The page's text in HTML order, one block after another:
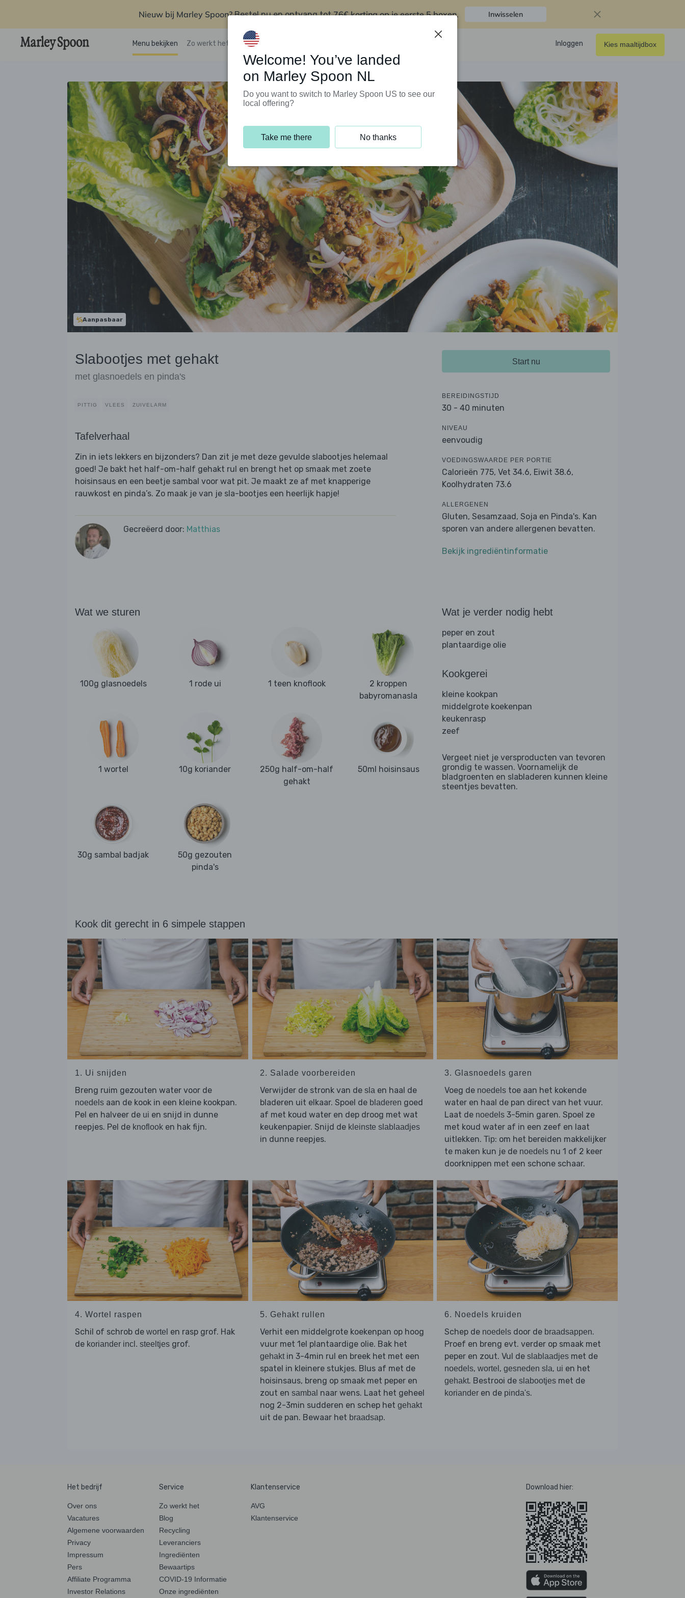
Nieuw bij Marley Spoon?Bestel nu en ontvang tot76€ korting op je eerste 5 boxen. Inwisselen
Menu bekijken Zo werkt het Klantenservice Inloggen Kies maaltijdbox
Aanpasbaar
Slabootjes met gehakt
met glasnoedels en pinda's
PITTIG VLEES ZUIVELARM
Tafelverhaal
Zin in iets lekkers en bijzonders? Dan zit je met deze gevulde slabootjes helemaal
goed! Je bakt het half-om-half gehakt rul en brengt het op smaak met zoete
hoisinsaus en een beetje sambal voor wat pit. Je maakt ze af met knapperige
rauwkost en pinda’s. Zo maak je van je sla-bootjes een heerlijk hapje!
Gecreëerd door: Matthias
Start nu
BEREIDINGSTIJD
30 - 40 minuten
NIVEAU
eenvoudig
VOEDINGSWAARDE PER PORTIE
Calorieën 775, Vet 34.6, Eiwit 38.6,
Koolhydraten 73.6
ALLERGENEN
Gluten, Sesamzaad, Soja en Pinda's. Kan
sporen van andere allergenen bevatten.
Bekijk ingrediëntinformatie
Wat we sturen
100g glasnoedels 1 rode ui 1 teen knoflook
2 kroppen
babyromanasla
1 wortel 10g koriander
250g half-om-half
gehakt
50ml hoisinsaus
30g sambal badjak
50g gezouten
pinda's
Wat je verder nodig hebt
peper en zout
plantaardige olie
Kookgerei
kleine kookpan
middelgrote koekenpan
keukenrasp
zeef
Vergeet niet je versproducten van tevoren
grondig te wassen. Voornamelijk de
bladgroenten en slabladeren kunnen kleine
steentjes bevatten.
Kook dit gerecht in 6 simpele stappen
1. Ui snijden
Breng ruim gezouten water voor de
noedels aan de kook in een kleine kookpan.
Pel en halveer de ui en snijd in dunne
reepjes. Pel de knoflook en hak fijn.
2. Salade voorbereiden
Verwijder de stronk van de slaen haal de
bladeren uit elkaar. Spoel de bladeren goed
af met koud water en dep droog met wat
keukenpapier. Snijd de kleinste slablaadjes
in dunne reepjes.
3. Glasnoedels garen
Voeg de noedels toe aan het kokende
water en haal de pan direct van het vuur.
Laat de noedels 3-5min garen. Spoel ze
met koud water af in een zeef en laat
uitlekken. Tip: om het bereiden makkelijker
te maken kun je de noedels nu 1 of 2 keer
doorknippen met een schone schaar.
4. Wortel raspen
Schil of schrob de wortel en rasp grof. Hak
de koriander incl. steeltjes grof.
5. Gehakt rullen
Verhit een middelgrote koekenpan op hoog
vuur met 1el plantaardige olie. Bak het
gehaktin 3-4min rul en breek het met een
spatel in kleinere stukjes. Blus af met de
hoisinsaus, breng op smaak met peper en
zout en sambal naar wens. Laat het geheel
nog 2-3min sudderen en schep het gehakt
uit de pan. Bewaar het braadsap.
6. Noedels kruiden
Schep de noedels door de braadsappen.
Proef en breng evt. verder op smaak met
peper en zout. Vul de slablaadjes met de
noedels, wortel , gesneden sla, ui en het
gehakt. Bestrooi de slabootjes met de
koriander en de pinda's.
Het bedrijf
Over ons
Vacatures
Algemene voorwaarden
Privacy
Impressum
Pers
Affiliate Programma
Investor Relations
Service
Zo werkt het
Blog
Recycling
Leveranciers
Ingrediënten
Bewaartips
COVID-19 Informatie
Onze ingrediënten
Klantenservice
AVG
Klantenservice
Download hier:
Welcome! You’ve landed
on Marley Spoon NL
Do you want to switch to Marley Spoon US to see our
local offering?
Take me there No thanks